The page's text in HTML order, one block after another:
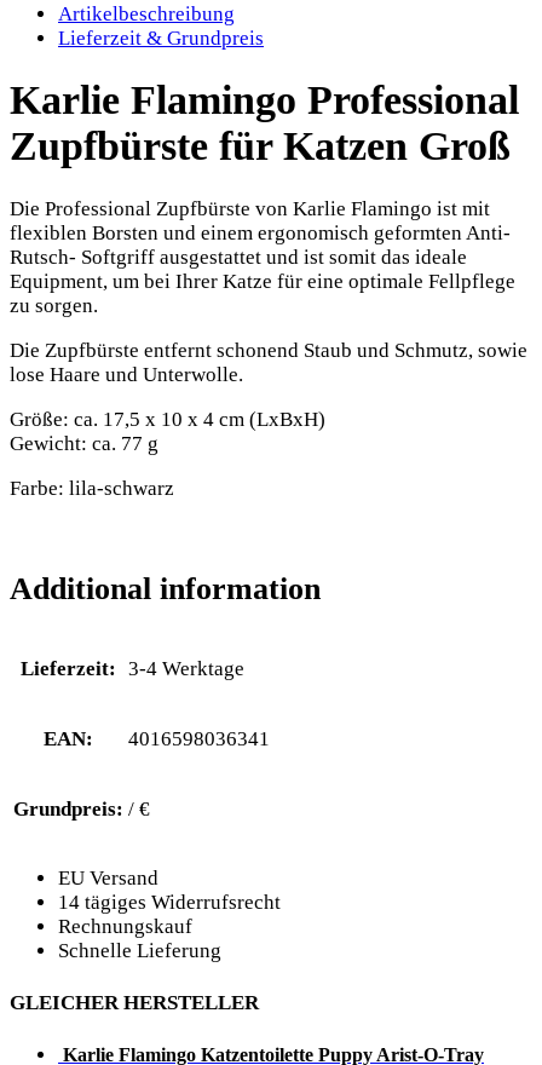
Artikelbeschreibung
Lieferzeit & Grundpreis
Karlie Flamingo Professional
Zupfbürste für Katzen Groß
Die Professional Zupfbürste von Karlie Flamingo ist mit
flexiblen Borsten und einem ergonomisch geformten Anti-
Rutsch- Softgriff ausgestattet und ist somit das ideale
Equipment, um bei Ihrer Katze für eine optimale Fellpflege
zu sorgen.
Die Zupfbürste entfernt schonend Staub und Schmutz, sowie
lose Haare und Unterwolle.
Größe: ca. 17,5 x 10 x 4 cm (LxBxH)
Gewicht: ca. 77 g
Farbe: lila-schwarz
Additional information
Lieferzeit: 3-4 Werktage
EAN: 4016598036341
Grundpreis: / €
EU Versand
14 tägiges Widerrufsrecht
Rechnungskauf
Schnelle Lieferung
GLEICHER HERSTELLER
Karlie Flamingo Katzentoilette Puppy Arist-O-Tray